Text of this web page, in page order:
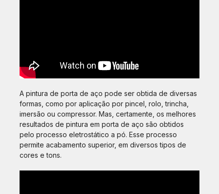
A pintura de porta de aço pode ser obtida de diversas
formas, como por aplicação por pincel, rolo, trincha,
imersão ou compressor. Mas, certamente, os melhores
resultados de pintura em porta de aço são obtidos
pelo processo eletrostático a pó. Esse processo
permite acabamento superior, em diversos tipos de
cores e tons.